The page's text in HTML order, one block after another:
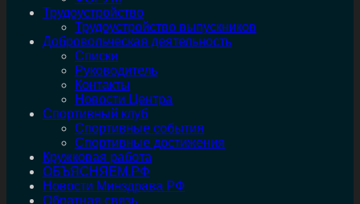
Трудоустройство
Трудоустройство выпускников
Добровольческая деятельность
Списки
Руководитель
Контакты
Новости Центра
Спортивный клуб
Спортивные события
Спортивные достижения
Кружковая работа
ОБЪЯСНЯЕМ.РФ
Новости Минздрава РФ
Обратная связь